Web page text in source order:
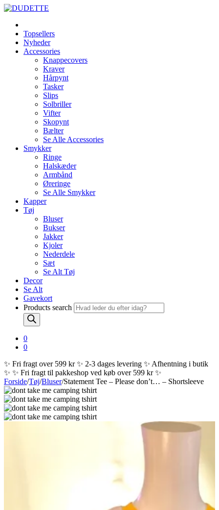
Topsellers
Nyheder
Accessories
Knappecovers
Kraver
Hårpynt
Tasker
Slips
Solbriller
Vifter
Skopynt
Bælter
Se Alle Accessories
Smykker
Ringe
Halskæder
Armbånd
Øreringe
Se Alle Smykker
Kapper
Tøj
Bluser
Bukser
Jakker
Kjoler
Nederdele
Sæt
Se Alt Tøj
Decor
Se Alt
Gavekort
Products search
0
0
✨ Fri fragt over 599 kr ✨ 2-3 dages levering ✨ Afhentning i butik
✨ ✨ Fri fragt til pakkeshop ved køb over 599 kr ✨
Forside/Tøj/Bluser/Statement Tee – Please don’t… – Shortsleeve